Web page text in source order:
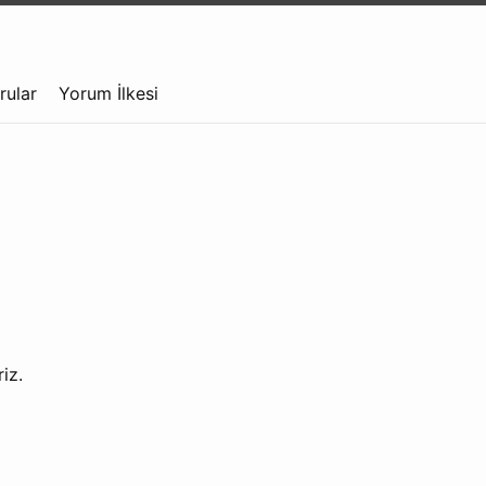
Yorum İlkesi